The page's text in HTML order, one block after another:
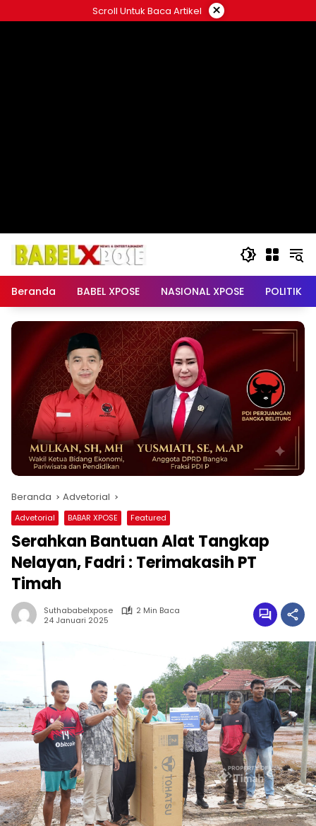
ke
Scroll Untuk Baca Artikel ×
Beranda BABEL XPOSE NASIONAL XPOSE POLITIK
Beranda Advetorial
Advetorial BABAR XPOSE
Serahkan Bantuan Alat Tangkap
Nelayan, Fadri : Terimakasih PT
Timah
Suthababelxpose
2 Min Baca
24 Januari 2025